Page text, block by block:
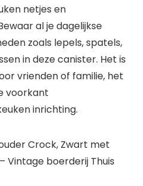
netjes en
al je dagelijkse
zoals lepels, spatels,
in deze canister. Het is
vrienden of familie, het
voorkant
inrichting.
Crock, Zwart met
Vintage boerderij Thuis